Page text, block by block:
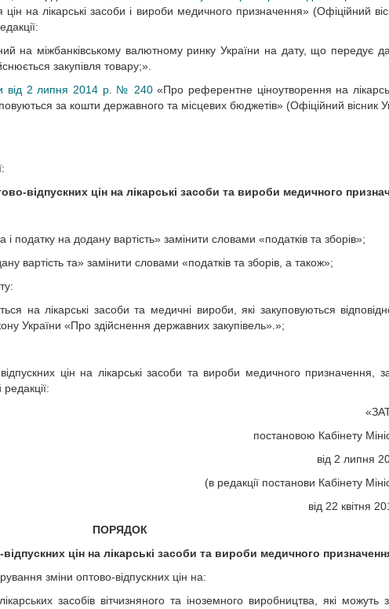
на лікарські засоби і вироби медичного призначення» (Офіційний
на міжбанківському валютному ринку України на дату, що передує
закупівля товару;».
від 2 липня 2014 р. № 240«Про референтне ціноутворення на
за кошти державного та місцевих бюджетів» (Офіційний вісник
відпускних цін на лікарські засоби та вироби медичного
податку на додану вартість» замінити словами «податків та зборів»;
вартість та» замінити словами «податків та зборів, а також»;
на лікарські засоби та медичні вироби, які закуповуються
України «Про здійснення державних закупівель».»;
цін на лікарські засоби та вироби медичного призначення,
постановою Кабінету
від 2 липня
(в редакції постанови Кабінету
від 22 квітня
ПОРЯДОК
цін на лікарські засоби та вироби медичного
зміни оптово-відпускних цін на:
засобів вітчизняного та іноземного виробництва, які можуть